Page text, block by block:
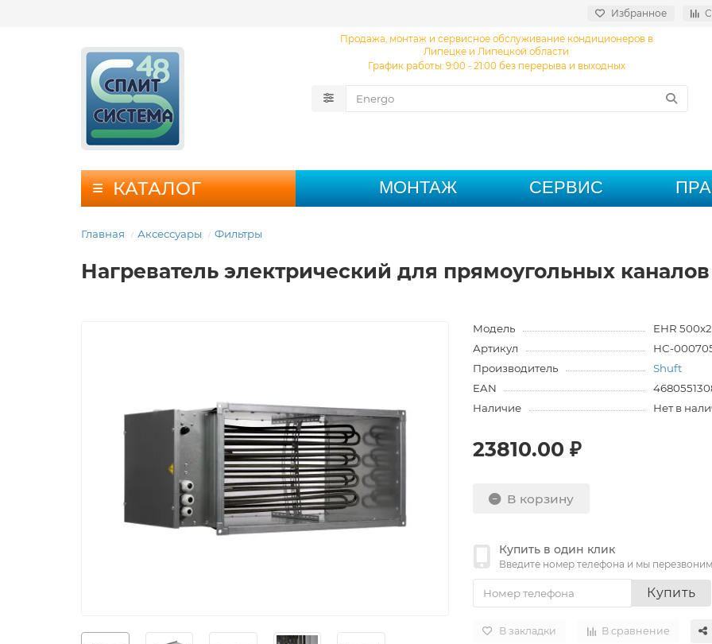
Избранное
Продажа, монтаж и сервисное обслуживание кондиционеров в
Липецке и Липецкой области
График работы: 9:00 - 21:00 без перерыва и выходных
КАТАЛОГ МОНТАЖ СЕРВИС
Главная Аксессуары Фильтры
Нагреватель электрический для прямоугольных каналов
Модель
EHR
Артикул
НС-
Производитель
Shuft
EAN
Наличие
Нет в
23810.00 ₽
В корзину
Купить в один клик
Введите номер телефона и мы перезвоним
Купить
В закладки В сравнение